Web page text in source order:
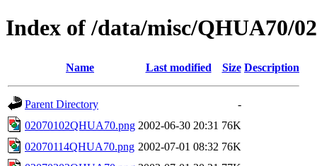
Index of /data/misc/QHUA70/
Name Last modified Size Description
Parent Directory
-
02070102QHUA70.png 2002-06-30 20:31 76K
02070114QHUA70.png 2002-07-01 08:32 76K